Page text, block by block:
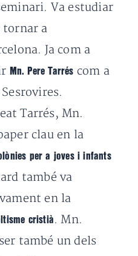
Va estudiar
tornar a
Ja com a
Mn. Pere Tarrés com a
Tarrés, Mn.
clau en la
per a joves i infants
també va
en la
cristià . Mn.
també un dels